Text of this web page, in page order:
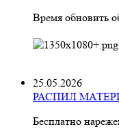
Время обновить
25.05.2026
РАСПИЛ
Бесплатно